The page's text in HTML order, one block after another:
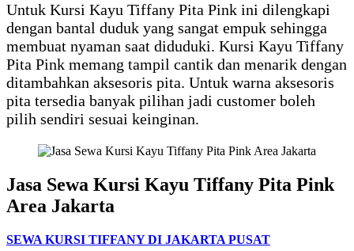
Untuk Kursi Kayu Tiffany Pita Pink ini dilengkapi
dengan bantal duduk yang sangat empuk sehingga
membuat nyaman saat diduduki. Kursi Kayu Tiffany
Pita Pink memang tampil cantik dan menarik dengan
ditambahkan aksesoris pita. Untuk warna aksesoris
pita tersedia banyak pilihan jadi customer boleh
pilih sendiri sesuai keinginan.
Jasa Sewa Kursi Kayu Tiffany Pita Pink
Area Jakarta
SEWA KURSI TIFFANY DI JAKARTA PUSAT